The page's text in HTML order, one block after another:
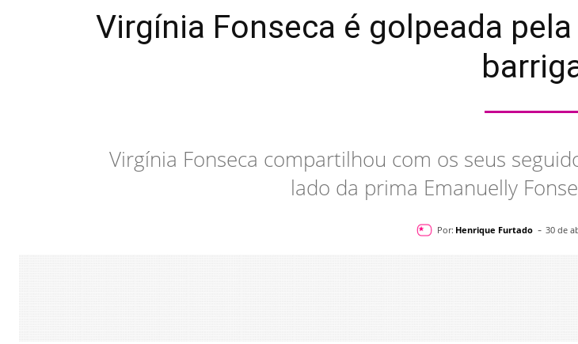
Virgínia Fonseca é golpeada
Virgínia Fonseca compartilhou com os seus
lado da prima Emanuelly
Por: Henrique Furtado - 30 de